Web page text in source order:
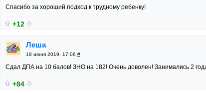
Спасибо за хороший подход к трудному ребенку!
+12
Леша
18 июня 2019, 17:06 #
Сдал ДПА на 10 балов! ЗНО на 182! Очень доволен! Занимались 2
+84